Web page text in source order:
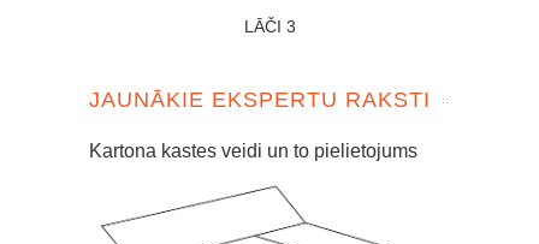
LĀČI 3
JAUNĀKIE EKSPERTU RAKSTI
Kartona kastes veidi un to pielietojums